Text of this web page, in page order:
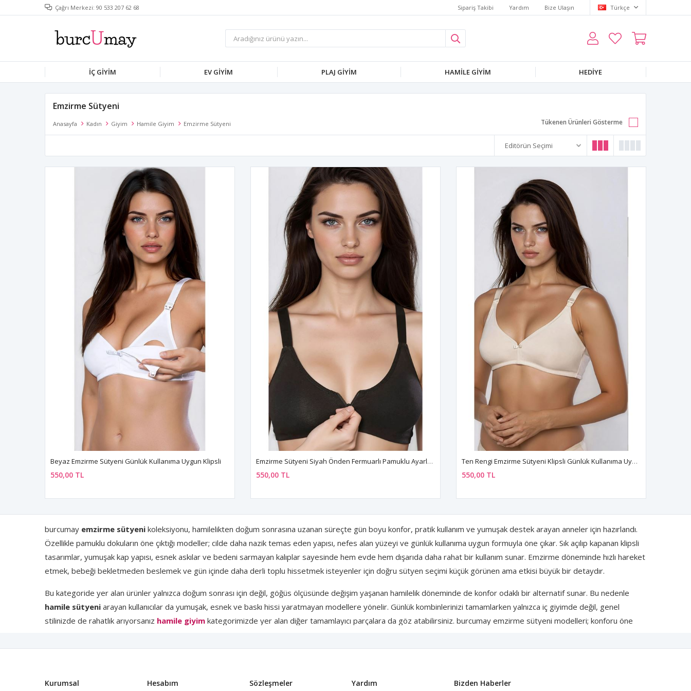
Çağrı Merkezi: 90 533 207 62 68 Sipariş Takibi Yardım Bize Ulaşın Türkçe
İÇ GIYIM EV GIYIM PLAJ GIYIM HAMILE GIYIM HEDIYE
Emzirme Sütyeni
Anasayfa Kadın Giyim Hamile Giyim Emzirme Sütyeni Tükenen Ürünleri Gösterme
Beyaz Emzirme Sütyeni Günlük Kullanıma Uygun Klipsli
550,00 TL
Emzirme Sütyeni Siyah Önden Fermuarlı Pamuklu Ayarlanabilir Askılı
550,00 TL
Ten Rengi Emzirme Sütyeni Klipsli Günlük Kullanıma Uygun
550,00 TL
burcumay emzirme sütyeni koleksiyonu, hamilelikten doğum sonrasına uzanan süreçte gün boyu konfor, pratik kullanım ve yumuşak destek arayan anneler için hazırlandı.
Özellikle pamuklu dokuların öne çıktığı modeller; cilde daha nazik temas eden yapısı, nefes alan yüzeyi ve günlük kullanıma uygun formuyla öne çıkar. Sık açılıp kapanan klipsli
tasarımlar, yumuşak kap yapısı, esnek askılar ve bedeni sarmayan kalıplar sayesinde hem evde hem dışarıda daha rahat bir kullanım sunar. Emzirme döneminde hızlı hareket
etmek, bebeği bekletmeden beslemek ve gün içinde daha derli toplu hissetmek isteyenler için doğru sütyen seçimi küçük görünen ama etkisi büyük bir detaydır.
Bu kategoride yer alan ürünler yalnızca doğum sonrası için değil, göğüs ölçüsünde değişim yaşanan hamilelik döneminde de konfor odaklı bir alternatif sunar. Bu nedenle
hamile sütyeni arayan kullanıcılar da yumuşak, esnek ve baskı hissi yaratmayan modellere yönelir. Günlük kombinlerinizi tamamlarken yalnızca iç giyimde değil, genel
stilinizde de rahatlık arıyorsanız hamile giyim kategorimizde yer alan diğer tamamlayıcı parçalara da göz atabilirsiniz. burcumay emzirme sütyeni modelleri; konforu öne
Kurumsal Hesabım Sözleşmeler Yardım Bizden Haberler